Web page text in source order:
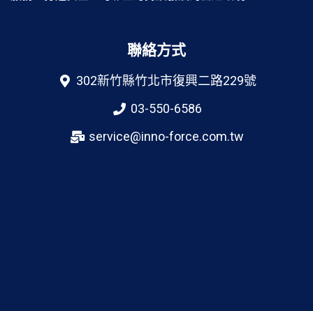
聯絡方式
302新竹縣竹北市復興二路229號
03-550-6586
service@inno-force.com.tw